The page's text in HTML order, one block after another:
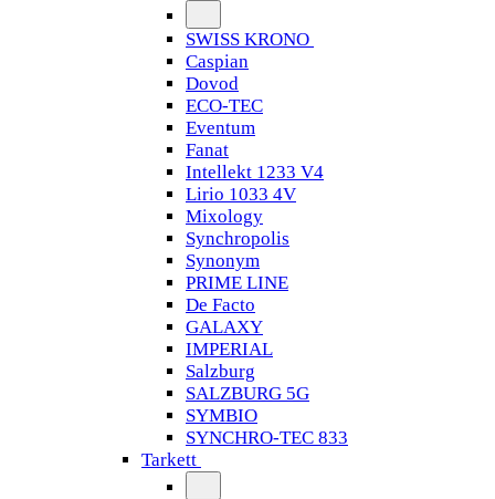
SWISS KRONO
Caspian
Dovod
ECO-TEC
Eventum
Fanat
Intellekt 1233 V4
Lirio 1033 4V
Mixology
Synchropolis
Synonym
PRIME LINE
De Facto
GALAXY
IMPERIAL
Salzburg
SALZBURG 5G
SYMBIO
SYNCHRO-TEC 833
Tarkett